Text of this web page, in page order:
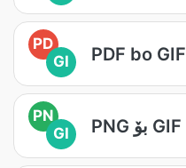
PD
GI
PDF bo GIF
PN
GI
PNG بۆ GIF